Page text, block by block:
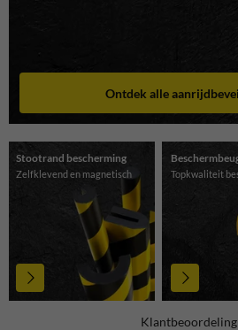
Ontdek alle
Stootrand bescherming
Zelfklevend en magnetisch Topkwaliteit
Klantbeoordeling